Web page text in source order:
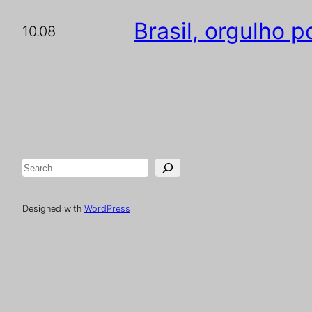
10.08 Brasil, orgulho
Pesquisar
Designed with WordPress